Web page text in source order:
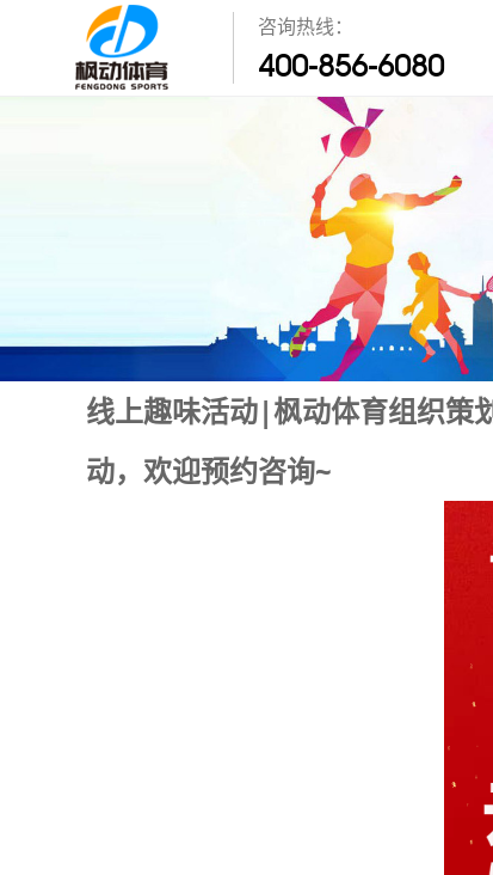
咨询热线：
400-856-6080
线上趣味活动|枫动体育组织策
动，欢迎预约咨询~